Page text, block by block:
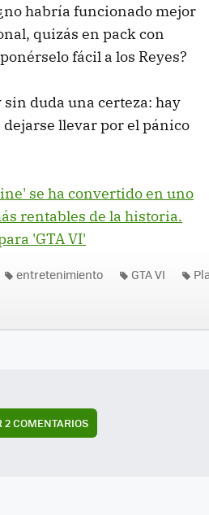
habría funcionado mejor
quizás en pack con
fácil a los Reyes?
duda una certeza: hay
dejarse llevar por el pánico
se ha convertido en uno
rentables de la historia.
'GTA VI'
entretenimiento GTA VI
2 COMENTARIOS